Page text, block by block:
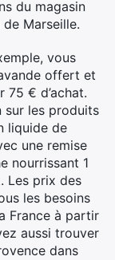
du magasin
Marseille.
vous
offert et
75 € d’achat.
sur les produits
liquide de
une remise
nourrissant 1
Les prix des
les besoins
France à partir
aussi trouver
dans